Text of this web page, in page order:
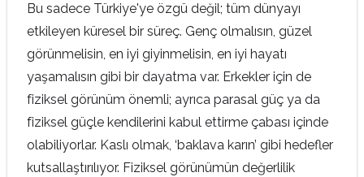
Bu sadece Türkiye'ye özgü değil; tüm dünyayı
etkileyen küresel bir süreç. Genç olmalısın, güzel
görünmelisin, en iyi giyinmelisin, en iyi hayatı
yaşamalısın gibi bir dayatma var. Erkekler için de
fiziksel görünüm önemli; ayrıca parasal güç ya da
fiziksel güçle kendilerini kabul ettirme çabası içinde
olabiliyorlar. Kaslı olmak, ‘baklava karın’ gibi hedefler
kutsallaştırılıyor. Fiziksel görünümün değerlilik